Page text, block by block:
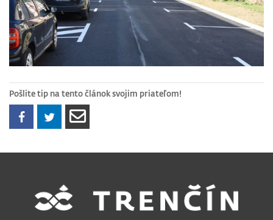
Pošlite tip na tento článok svojim priateľom!